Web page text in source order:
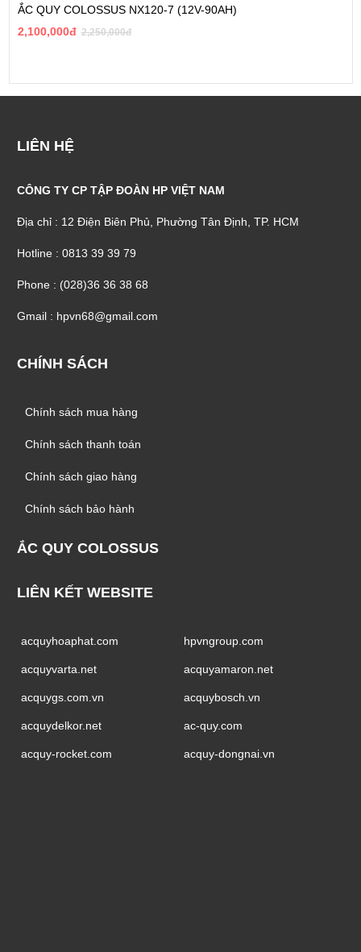
ẮC QUY COLOSSUS NX120-7 (12V-90AH)
2,100,000đ 2,250,000đ
LIÊN HỆ
CÔNG TY CP TẬP ĐOÀN HP VIỆT NAM
Địa chỉ : 12 Điện Biên Phủ, Phường Tân Định, TP. HCM
Hotline : 0813 39 39 79
Phone : (028)36 36 38 68
Gmail : hpvn68@gmail.com
CHÍNH SÁCH
Chính sách mua hàng
Chính sách thanh toán
Chính sách giao hàng
Chính sách bảo hành
ẮC QUY COLOSSUS
LIÊN KẾT WEBSITE
acquyhoaphat.com hpvngroup.com
acquyvarta.net acquyamaron.net
acquygs.com.vn acquybosch.vn
acquydelkor.net ac-quy.com
acquy-rocket.com acquy-dongnai.vn